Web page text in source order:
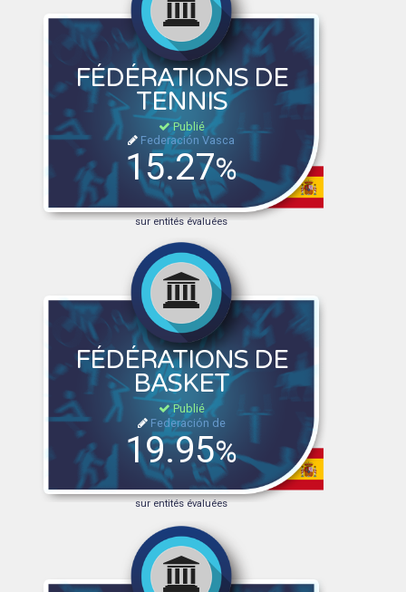
FÉDÉRATIONS DE
TENNIS
Publié
Federación Vasca
15.27%
sur entités évaluées
FÉDÉRATIONS DE
BASKET
Publié
Federación de
19.95%
sur entités évaluées